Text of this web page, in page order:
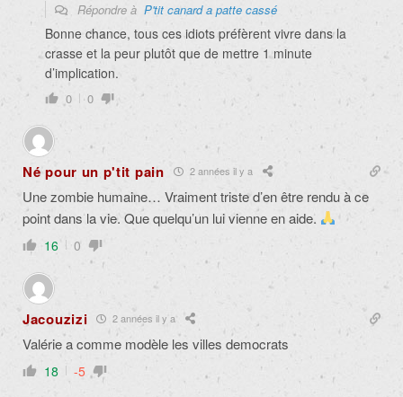
Répondre à P'tit canard a patte cassé
Bonne chance, tous ces idiots préfèrent vivre dans la
crasse et la peur plutôt que de mettre 1 minute
d’implication.
0 0
Né pour un p'tit pain 2 années il y a
Une zombie humaine… Vraiment triste d’en être rendu à ce
point dans la vie. Que quelqu’un lui vienne en aide.
16 0
Jacouzizi 2 années il y a
Valérie a comme modèle les villes democrats
18 -5